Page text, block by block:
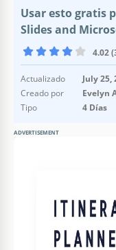
Usar esto gratis
Slides and
4.02
Actualizado
July 25,
Creado por
Evelyn
Tipo
4 Días
ADVERTISEMENT